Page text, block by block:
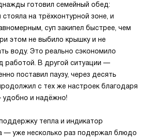
готовил семейный обед:
на трёхконтурной зоне, и
суп закипел быстрее, чем
этом не выбило крышку и не
воду. Это реально сэкономило
работой. В другой ситуации —
поставил паузу, через десять
с тех же настроек благодаря
и надёжно!
тепла и индикатор
— уже несколько раз подержал блюдо